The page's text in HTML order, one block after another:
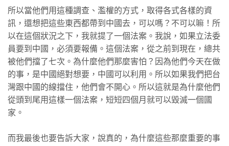
所以當他們用這種調查、濫權的方式，取得各式各樣的資
訊，還想把這些東西都帶到中國去，可以嗎？不可以嘛！所
以在這個狀況之下，我就提了一個法案。我說，如果立法委
員要到中國，必須要報備。這個法案，從之前到現在，總共
被他們擋了七次。為什麼他們那麼害怕？因為他們今天在做
的事，是中國絕對想要，中國可以利用。所以如果我們把台
灣跟中國的線擋住，他們會不開心。所以這就是為什麼他們
從頭到尾用這樣一個法案，短短四個月就可以毀滅一個國
家。
而我最後也要告訴大家，說真的，為什麼這些那麼重要的事